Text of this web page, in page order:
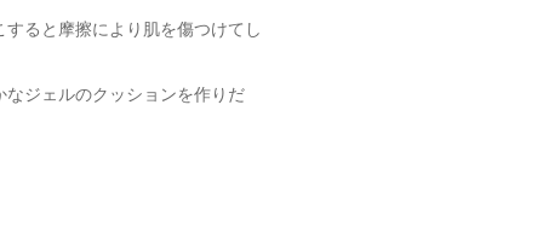
ると摩擦により肌を傷つけてし
ジェルのクッションを作りだ